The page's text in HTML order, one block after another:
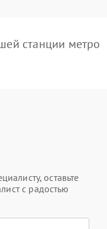
станции метро
оставьте
с радостью